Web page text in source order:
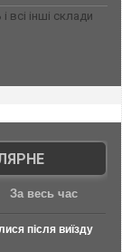
всі інші склади
За весь час
після виїзду